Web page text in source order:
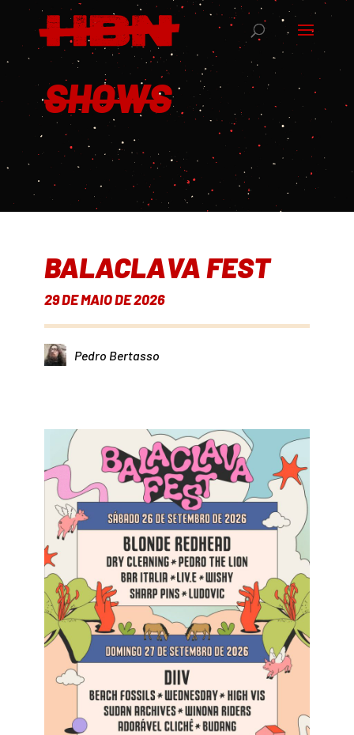
SHOWS
BALACLAVA FEST
29 DE MAIO DE 2026
Pedro Bertasso